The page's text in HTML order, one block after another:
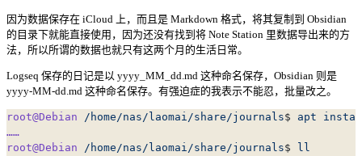
因为数据保存在 iCloud 上，而且是 Markdown 格式，将其复制到 Obsidian
的目录下就能直接使用，因为还没有找到将 Note Station 里数据导出来的方
法，所以所谓的数据也就只有这两个月的生活日常。
Logseq 保存的日记是以 yyyy_MM_dd.md 这种命名保存，Obsidian 则是
yyyy-MM-dd.md 这种命名保存。有强迫症的我表示不能忍，批量改之。
root@Debian /home/nas/laomai/share/journals$ apt
……
root@Debian /home/nas/laomai/share/journals$
ll